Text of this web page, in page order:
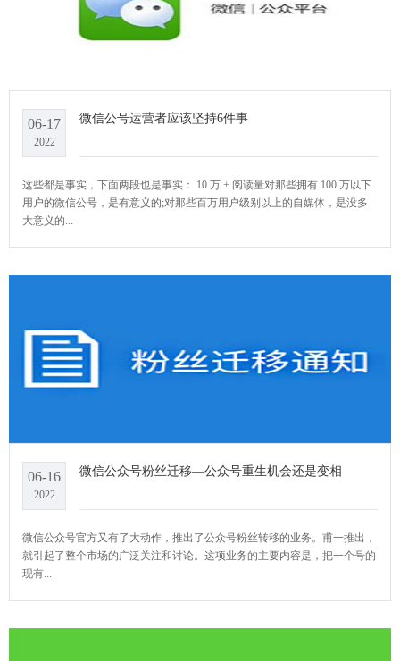
06-17
2022
微信公号运营者应该坚持6件事
这些都是事实，下面两段也是事实： 10 万 + 阅读量对那些拥有 100 万以下
用户的微信公号，是有意义的;对那些百万用户级别以上的自媒体，是没多
大意义的...
06-16
2022
微信公众号粉丝迁移—公众号重生机会还是变相
微信公众号官方又有了大动作，推出了公众号粉丝转移的业务。甫一推出，
就引起了整个市场的广泛关注和讨论。这项业务的主要内容是，把一个号的
现有...